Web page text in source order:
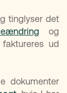
tinglyser det
og
ud
dokumenter